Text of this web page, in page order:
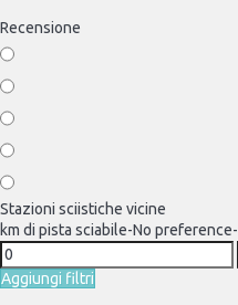
Recensione
Stazioni sciistiche vicine
km di pista sciabile-No preference-
Aggiungi filtri